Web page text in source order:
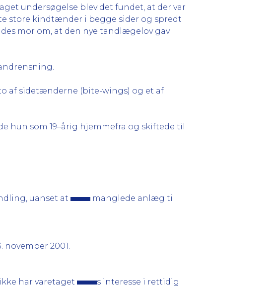
undersøgelse blev det fundet, at der var
store kindtænder i begge sider og spredt
mor om, at den nye tandlægelov gav
af sidetænderne (bite-wings) og et af
hun som 19–årig hjemmefra og skiftede til
uanset at
manglede anlæg til
november 2001.
har varetaget
s interesse i rettidig